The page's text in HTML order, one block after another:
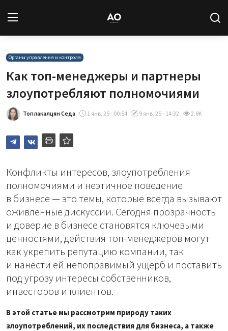
Вход
Статьи
Авторы
База знаний
Подписка
Органы управления и контроля
Как топ-менеджеры и партнеры
злоупотребляют полномочиями
Топлакалцян Седа 1 янв, 25 - 00:54 9 янв, 25 - 14:32 2.8K
Конфликты интересов, злоупотребления
полномочиями и неэтичное поведение
в бизнесе — это темы, которые всегда вызывают
оживленные дискуссии. Сегодня прозрачность
и доверие в бизнесе становятся ключевыми
ценностями, действия топ-менеджеров могут
как укрепить репутацию компании, так
и нанести ей непоправимый ущерб и поставить
под угрозу интересы собственников,
инвесторов и клиентов.
В этой статье мы рассмотрим природу таких
злоупотреблений, их последствия для бизнеса, а также